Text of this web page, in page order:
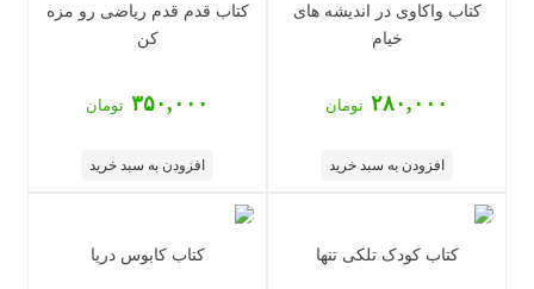
کتاب واکاوی در اندیشه های
خیام
۲۸۰,۰۰۰ تومان
افزودن به سبد خرید
کتاب قدم قدم ریاضی رو مزه
کن
۳۵۰,۰۰۰ تومان
افزودن به سبد خرید
کتاب کودک تلکی تنها کتاب کابوس دریا